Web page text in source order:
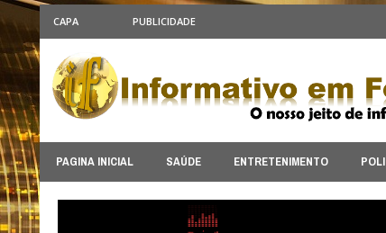
CAPA PUBLICIDADE
PAGINA INICIAL SAÚDE ENTRETENIMENTO